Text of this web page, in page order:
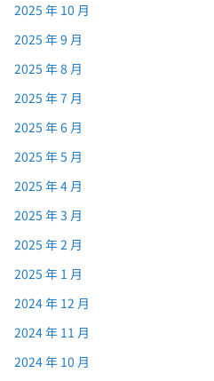
2025 年 10 月
2025 年 9 月
2025 年 8 月
2025 年 7 月
2025 年 6 月
2025 年 5 月
2025 年 4 月
2025 年 3 月
2025 年 2 月
2025 年 1 月
2024 年 12 月
2024 年 11 月
2024 年 10 月